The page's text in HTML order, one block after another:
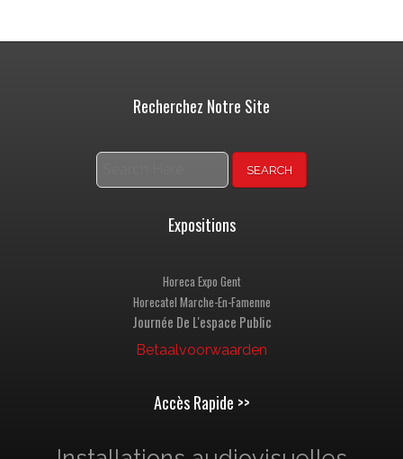
Recherchez Notre Site
Expositions
Horeca Expo Gent
Horecatel Marche-En-Famenne
Journée De L'espace Public
Betaalvoorwaarden
Accès Rapide >>